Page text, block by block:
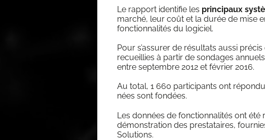
Le rap­port iden­ti­fie les prin­ci­paux
mar­ché, leur coût et la durée de mise
fonc­tion­na­li­tés du logiciel.
Pour s’as­su­rer de résul­tats aus­si
recueillies à par­tir de son­dages
entre sep­tembre 2012 et février 2016.
Au total, 1 660 par­ti­ci­pants ont
nées sont fondées.
Les don­nées de fonc­tion­na­li­tés ont
démons­tra­tion des pres­ta­taires,
Solutions.